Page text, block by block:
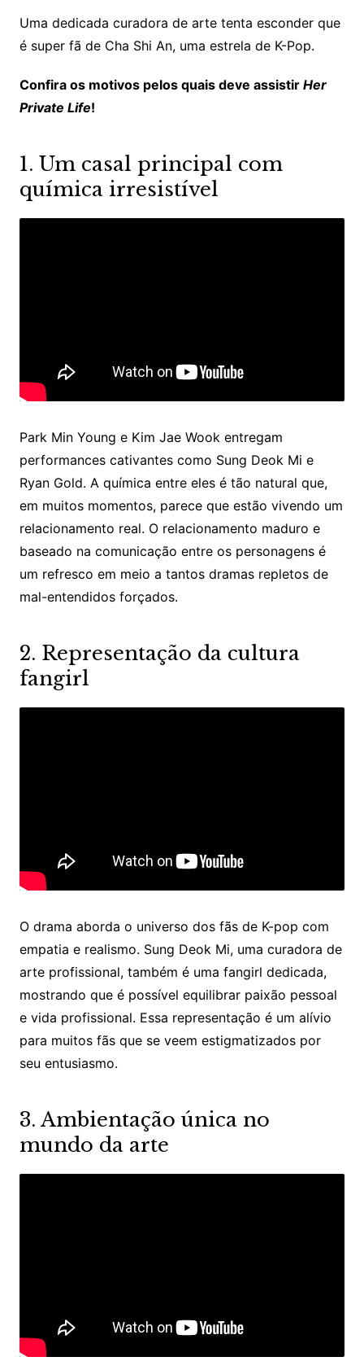
Uma dedicada curadora de arte tenta esconder que
é super fã de Cha Shi An, uma estrela de K-Pop.
Confira os motivos pelos quais deve assistir Her
Private Life!
1. Um casal principal com
química irresistível
Park Min Young e Kim Jae Wook entregam
performances cativantes como Sung Deok Mi e
Ryan Gold. A química entre eles é tão natural que,
em muitos momentos, parece que estão vivendo um
relacionamento real. O relacionamento maduro e
baseado na comunicação entre os personagens é
um refresco em meio a tantos dramas repletos de
mal-entendidos forçados.​
2. Representação da cultura
fangirl
O drama aborda o universo dos fãs de K-pop com
empatia e realismo. Sung Deok Mi, uma curadora de
arte profissional, também é uma fangirl dedicada,
mostrando que é possível equilibrar paixão pessoal
e vida profissional. Essa representação é um alívio
para muitos fãs que se veem estigmatizados por
seu entusiasmo.​
3. Ambientação única no
mundo da arte